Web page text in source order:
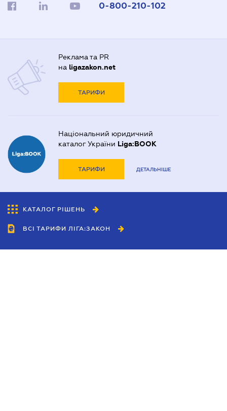
0-800-210-102
Реклама та PR
на ligazakon.net
ТАРИФИ
Національний юридичний
каталог України Liga:BOOK
ТАРИФИ ДЕТАЛЬНІШЕ
КАТАЛОГ РІШЕНЬ
ВСІ ТАРИФИ ЛІГА:ЗАКОН